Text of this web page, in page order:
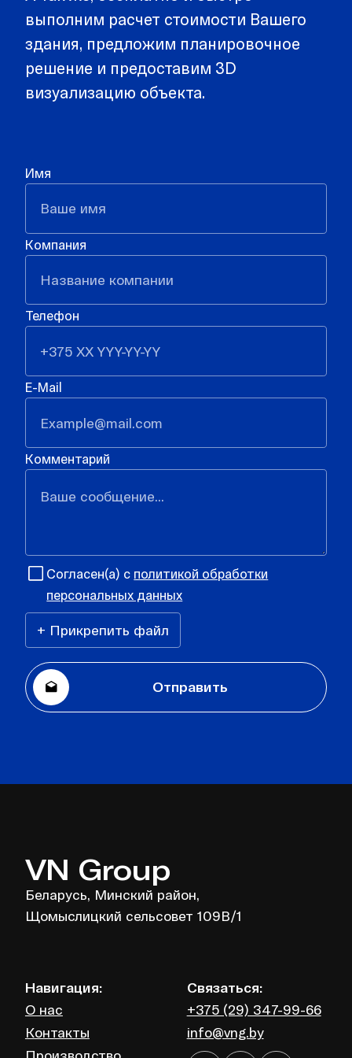
выполним расчет стоимости Вашего
здания, предложим планировочное
решение и предоставим 3D
визуализацию объекта.
Имя
Компания
Телефон
E-Mail
Комментарий
Согласен(а) с политикой обработки
персональных данных
+ Прикрепить файл
Отправить
VN Group
Беларусь, Минский район,
Щомыслицкий сельсовет 109В/1
Навигация:
О нас
Контакты
Связаться:
+375 (29) 347-99-66
info@vng.by